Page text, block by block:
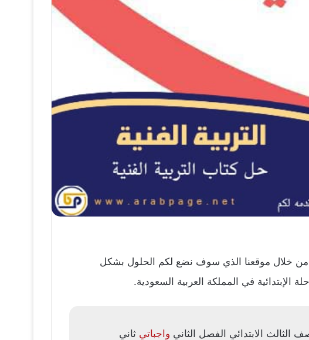
الثاني من خلال موقعنا الذي سوف نضع لكم الحلول بشكل
واجباتي ثاني